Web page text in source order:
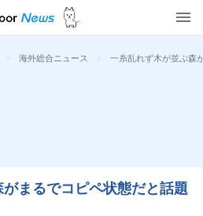
> 海外総合ニュース > 一糸乱れず木が並ぶ森
まるでコピペ状態だと話題